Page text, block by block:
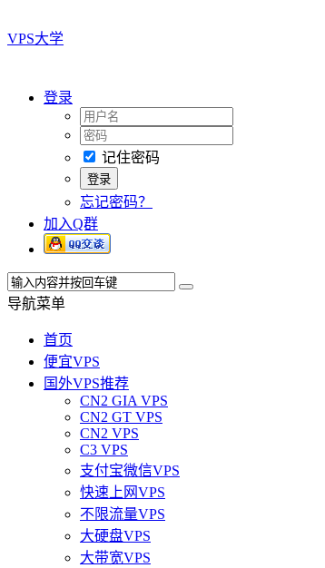
VPS大学
登录
记住密码
忘记密码？
加入Q群
导航菜单
首页
便宜VPS
国外VPS推荐
CN2 GIA VPS
CN2 GT VPS
CN2 VPS
C3 VPS
支付宝微信VPS
快速上网VPS
不限流量VPS
大硬盘VPS
大带宽VPS